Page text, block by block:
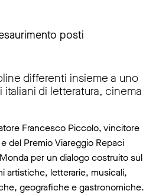
posti
differenti insieme a uno
di letteratura, cinema
Francesco Piccolo, vincitore
del Premio Viareggio Repaci
per un dialogo costruito sul
artistiche, letterarie, musicali,
geografiche e gastronomiche.